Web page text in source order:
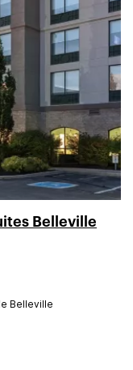
Belleville
Belleville